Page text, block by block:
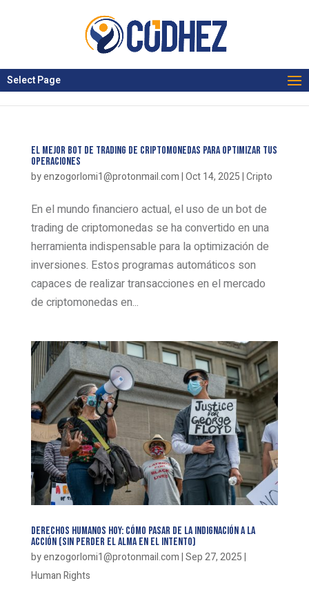
Select Page
El Mejor Bot de Trading de Criptomonedas para Optimizar tus
Operaciones
byenzogorlomi1@protonmail.com|Oct 14, 2025|Cripto
En el mundo financiero actual, el uso de un bot de
trading de criptomonedas se ha convertido en una
herramienta indispensable para la optimización de
inversiones. Estos programas automáticos son
capaces de realizar transacciones en el mercado
de criptomonedas en...
Derechos humanos hoy: cómo pasar de la indignación a la
acción (sin perder el alma en el intento)
byenzogorlomi1@protonmail.com|Sep 27, 2025|
Human Rights